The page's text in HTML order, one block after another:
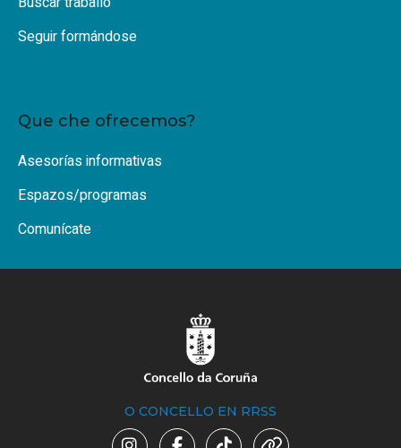
Seguir formándose
Que che ofrecemos?
Asesorías informativas
Espazos/programas
Comunícate
O CONCELLO EN RRSS